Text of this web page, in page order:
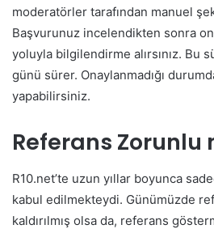
moderatörler tarafından manuel
Başvurunuz incelendikten sonra
yoluyla bilgilendirme alırsınız. Bu
günü sürer. Onaylanmadığı
yapabilirsiniz.
Referans Zorunlu
R10.net’te uzun yıllar boyunca
kabul edilmekteydi. Günümüzde
kaldırılmış olsa da, referans